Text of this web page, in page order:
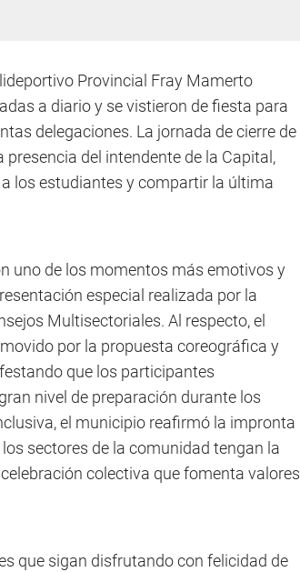
Provincial Fray Mamerto
a diario y se vistieron de fiesta para
delegaciones. La jornada de cierre de
del intendente de la Capital,
los estudiantes y compartir la última
uno de los momentos más emotivos y
especial realizada por la
Multisectoriales. Al respecto, el
por la propuesta coreográfica y
que los participantes
nivel de preparación durante los
el municipio reafirmó la impronta
sectores de la comunidad tengan la
colectiva que fomenta valores
que sigan disfrutando con felicidad de